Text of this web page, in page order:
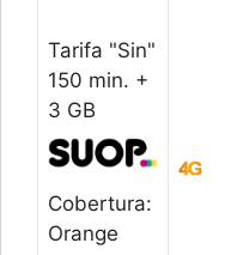
Tarifa "Sin"
150 min. +
3 GB
Cobertura:
Orange